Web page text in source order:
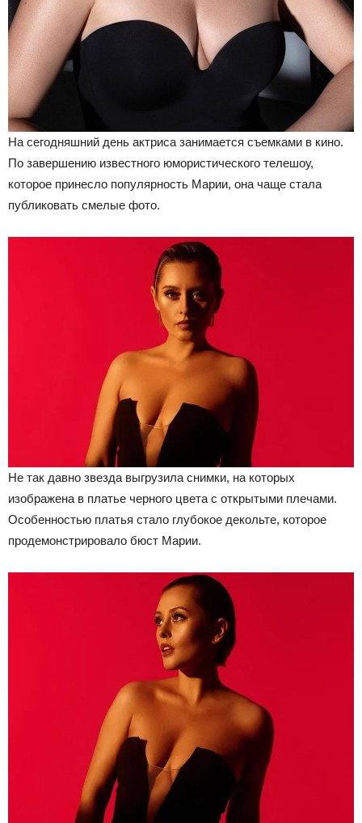
На сегодняшний день актриса занимается съемками в кино.
По завершению известного юмористического телешоу,
которое принесло популярность Марии, она чаще стала
публиковать смелые фото.
Не так давно звезда выгрузила снимки, на которых
изображена в платье черного цвета с открытыми плечами.
Особенностью платья стало глубокое декольте, которое
продемонстрировало бюст Марии.